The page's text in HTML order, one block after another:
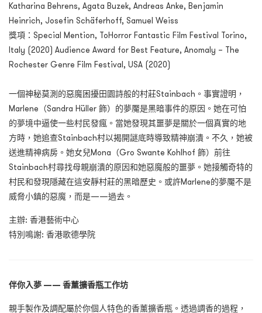
Katharina Behrens, Agata Buzek, Andreas Anke, Benjamin
Heinrich, Josefin Schäferhoff, Samuel Weiss
獎項：Special Mention, ToHorror Fantastic Film Festival Torino,
Italy (2020) Audience Award for Best Feature, Anomaly – The
Rochester Genre Film Festival, USA (2020)
一個神秘莫測的惡魔困擾田園詩般的村莊Stainbach。事實證明，
Marlene（Sandra Hüller 飾）的夢魘是黑暗事件的原因。她在可怕
的夢境中逼使一些村民發瘋。當她發現其噩夢是關於一個真實的地
方時，她追查Stainbach村以揭開謎底時導致精神崩潰。不久，她被
送進精神病房。她女兒Mona（Gro Swante Kohlhof 飾）前往
Stainbach村尋找母親崩潰的原因和她惡魔般的噩夢。她接觸奇特的
村民和發現隱藏在這安靜村莊的黑暗歷史。或許Marlene的夢魘不是
威脅小鎮的惡魔，而是——過去。
主辦: 香港藝術中心
特別鳴謝: 香港歌德學院
伴你入夢 —— 香薰擴香瓶工作坊
親手製作及調配屬於你個人特色的香薰擴香瓶。透過調香的過程，